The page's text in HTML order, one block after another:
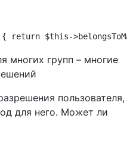
return $this-
многих групп – многие
пользователя,
для него. Может ли